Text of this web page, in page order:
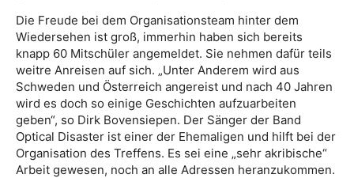
Die Freude bei dem Organisationsteam hinter dem
Wiedersehen ist groß, immerhin haben sich bereits
knapp 60 Mitschüler angemeldet. Sie nehmen dafür teils
weitre Anreisen auf sich. „Unter Anderem wird aus
Schweden und Österreich angereist und nach 40 Jahren
wird es doch so einige Geschichten aufzuarbeiten
geben“, so Dirk Bovensiepen. Der Sänger der Band
Optical Disaster ist einer der Ehemaligen und hilft bei der
Organisation des Treffens. Es sei eine „sehr akribische“
Arbeit gewesen, noch an alle Adressen heranzukommen.